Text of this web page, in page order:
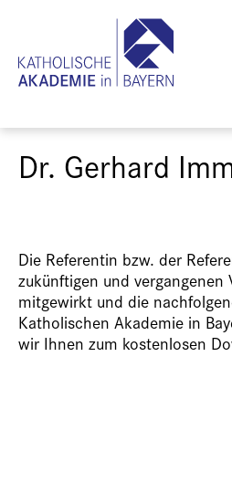
Dr. Gerhard
Die Referentin bzw. der
zukünftigen und vergangenen
mitgewirkt und die
Katholischen Akademie in
wir Ihnen zum kostenlosen